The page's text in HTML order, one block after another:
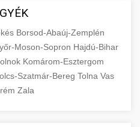
Borsod-Abaúj-Zemplén
Moson-Sopron Hajdú-Bihar
Komárom-Esztergom
Szatmár-Bereg Tolna Vas
Zala